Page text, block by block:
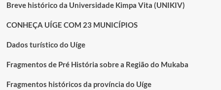
Breve histórico da Universidade Kimpa Vita (UNIKIV)
CONHEÇA UÍGE COM 23 MUNICÍPIOS
Dados turístico do Uíge
Fragmentos de Pré História sobre a Região do Mukaba
Fragmentos históricos da província do Uíge